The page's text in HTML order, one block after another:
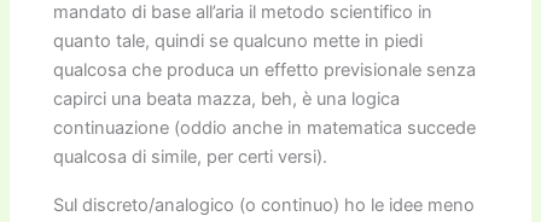
mandato di base all’aria il metodo scientifico in
quanto tale, quindi se qualcuno mette in piedi
qualcosa che produca un effetto previsionale senza
capirci una beata mazza, beh, è una logica
continuazione (oddio anche in matematica succede
qualcosa di simile, per certi versi).
Sul discreto/analogico (o continuo) ho le idee meno